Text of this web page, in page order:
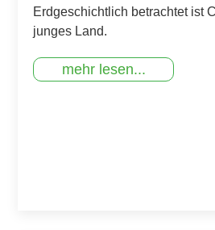
Erdgeschichtlich betrachtet ist
junges Land.
mehr lesen...